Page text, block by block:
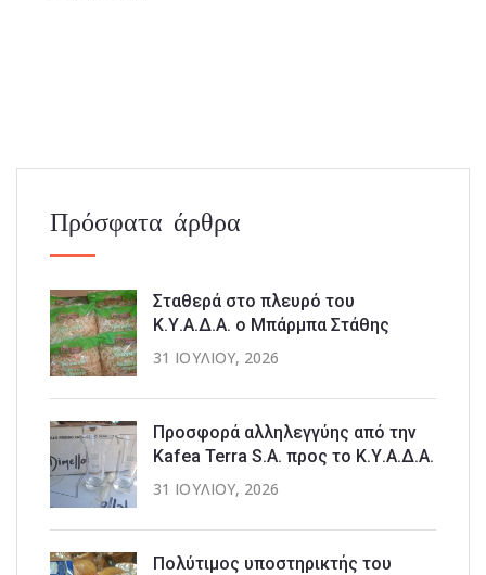
Πρόσφατα άρθρα
Σταθερά στο πλευρό του
Κ.Υ.Α.Δ.Α. ο Μπάρμπα Στάθης
31 ΙΟΥΛΊΟΥ, 2026
Προσφορά αλληλεγγύης από την
Kafea Terra S.A. προς το Κ.Υ.Α.Δ.Α.
31 ΙΟΥΛΊΟΥ, 2026
Πολύτιμος υποστηρικτής του